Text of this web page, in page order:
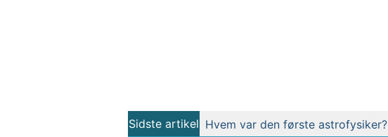
Sidste artikel Hvem var den første astrofysiker?